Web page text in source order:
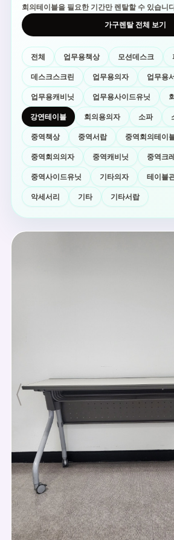
회의테이블을 필요한 기간만 렌탈할 수 있습니
가구렌탈 전체 보기
전체 업무용책상 모션데스크
데스크스크린
업무용의자
업무용
업무용캐비닛
업무용사이드유닛
강연테이블
회의용의자 소파
중역책상
중역서랍 중역회의테이
중역회의의자
중역캐비닛
중역크
중역사이드유닛
기타의자
테이블
악세서리
기타 기타서랍